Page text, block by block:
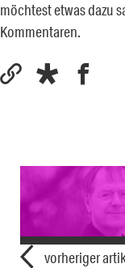
möchtest etwas dazu
Kommentaren.
vorheriger